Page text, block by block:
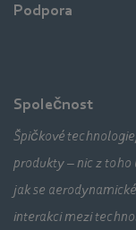
Podpora
Společnost
Špičkové
produkty – nic z toho
jak se
interakci mezi